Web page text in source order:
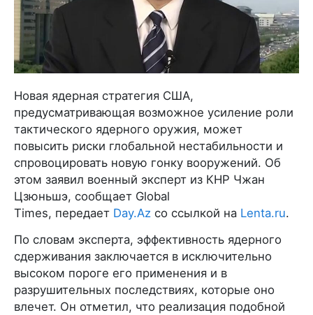
Новая ядерная стратегия США,
предусматривающая возможное усиление роли
тактического ядерного оружия, может
повысить риски глобальной нестабильности и
спровоцировать новую гонку вооружений. Об
этом заявил военный эксперт из КНР Чжан
Цзюньшэ, сообщает Global
Times, передает Day.Az со ссылкой на Lenta.ru.
По словам эксперта, эффективность ядерного
сдерживания заключается в исключительно
высоком пороге его применения и в
разрушительных последствиях, которые оно
влечет. Он отметил, что реализация подобной